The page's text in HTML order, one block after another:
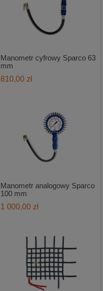
Manometr cyfrowy Sparco 63
mm
810,00 zł
Manometr analogowy Sparco
100 mm
1 000,00 zł